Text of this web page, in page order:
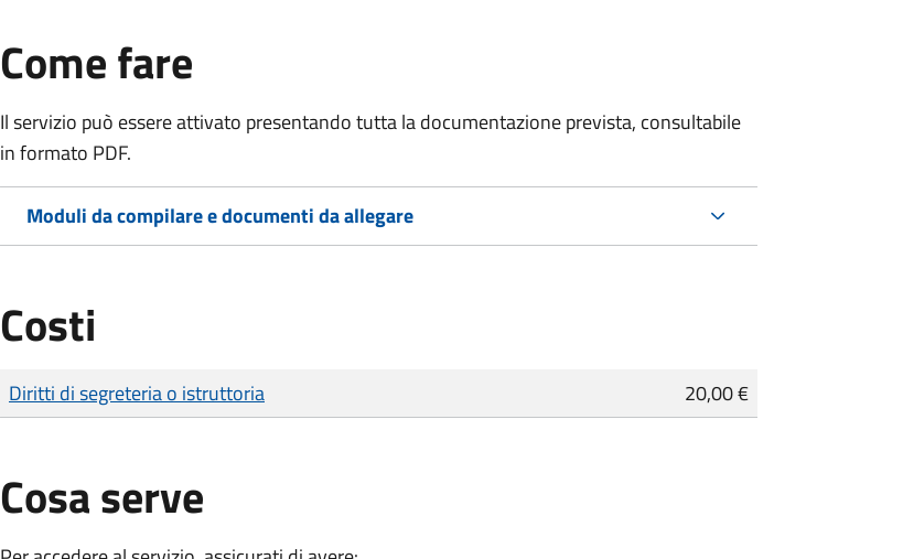
Come fare
Il servizio può essere attivato presentando tutta la documentazione prevista, consultabile
in formato PDF.
Moduli da compilare e documenti da allegare
Costi
Tipo di pagamento
Importo
Diritti di segreteria o istruttoria 20,00 €
Cosa serve